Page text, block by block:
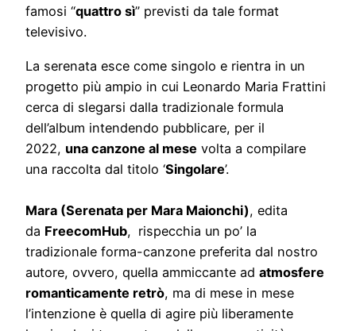
famosi “quattro sì” previsti da tale format
televisivo.
La serenata esce come singolo e rientra in un
progetto più ampio in cui Leonardo Maria Frattini
cerca di slegarsi dalla tradizionale formula
dell’album intendendo pubblicare, per il
2022, una canzone al mese volta a compilare
una raccolta dal titolo ‘Singolare’.
Mara (Serenata per Mara Maionchi), edita
da FreecomHub, rispecchia un po’ la
tradizionale forma-canzone preferita dal nostro
autore, ovvero, quella ammiccante ad atmosfere
romanticamente retrò, ma di mese in mese
l’intenzione è quella di agire più liberamente